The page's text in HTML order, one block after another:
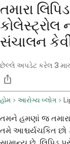
તમારા
સંચાલન
છેલ્લે અપડેટ કરેલ 3
હોમ આરોગ્ય બ્લોગ
તમને હમણાં જ તમારા
તમે આશ્ચર્યચકિત